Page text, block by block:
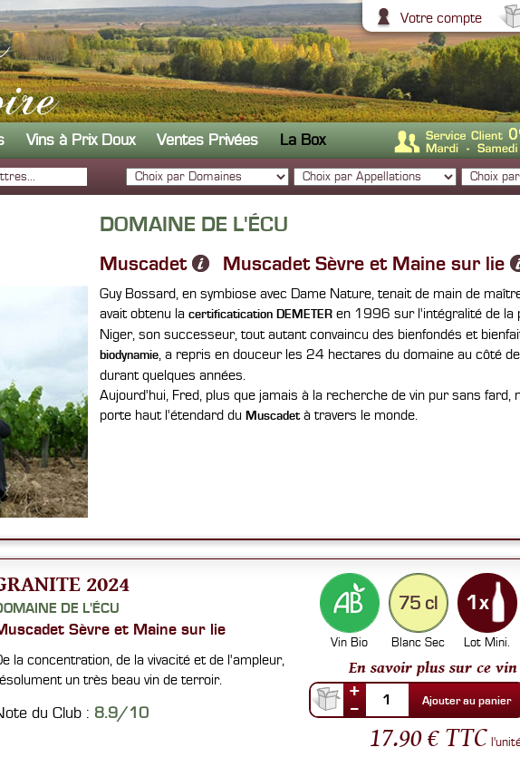
Votre compte
Vins à Prix Doux Ventes Privées La Box
DOMAINE DE L'ÉCU
Muscadet Muscadet Sèvre et Maine sur lie
Guy Bossard, en symbiose avec Dame Nature, tenait de main de
avait obtenu la certificatication DEMETER en 1996 sur l'intégralité de la
Niger, son successeur, tout autant convaincu des bienfondés et
biodynamie, a repris en douceur les 24 hectares du domaine au côté
durant quelques années.
Aujourd'hui, Fred, plus que jamais à la recherche de vin pur sans fard,
porte haut l'étendard du Muscadet à travers le monde.
2024
DE L'ÉCU
Sèvre et Maine sur lie
la concentration, de la vivacité et de l'ampleur,
un très beau vin de terroir.
du Club : 8.9/10
Vin Bio
75 cl
Blanc Sec Lot Mini.
En savoir plus sur ce vin
+
--
1 Ajouter au panier
17.90 € TTC